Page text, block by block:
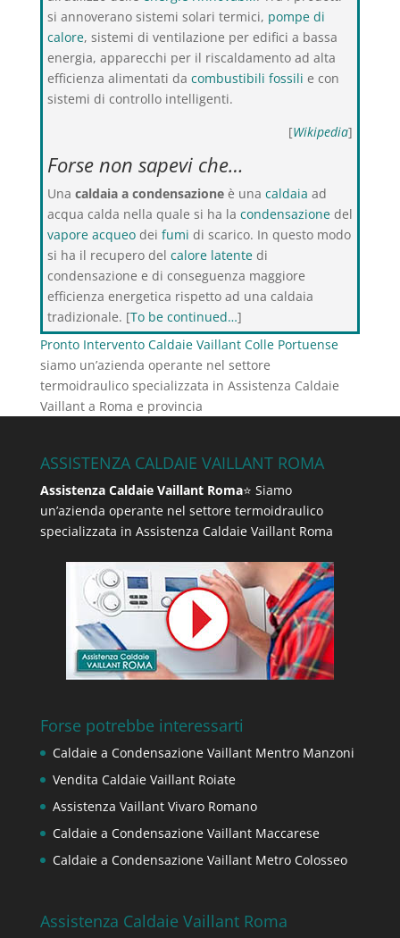
si annoverano sistemi solari termici, pompe di
calore, sistemi di ventilazione per edifici a bassa
energia, apparecchi per il riscaldamento ad alta
efficienza alimentati da combustibili fossili e con
sistemi di controllo intelligenti.
[Wikipedia]
Forse non sapevi che…
Una caldaia a condensazioneè una caldaia ad
acqua calda nella quale si ha la condensazionedel
vapore acqueodei fumi di scarico. In questo modo
si ha il recupero del calore latentedi
condensazione e di conseguenza maggiore
efficienza energetica rispetto ad una caldaia
tradizionale. [To be continued…]
Pronto Intervento Caldaie Vaillant Colle Portuense
siamo un’azienda operante nel settore
termoidraulico specializzata in Assistenza Caldaie
Vaillant a Roma e provincia
ASSISTENZA CALDAIE VAILLANT ROMA
Assistenza Caldaie Vaillant Roma⭐ Siamo
un’azienda operante nel settore termoidraulico
specializzata in Assistenza Caldaie Vaillant Roma
Forse potrebbe interessarti
Caldaie a Condensazione Vaillant Mentro Manzoni
Vendita Caldaie Vaillant Roiate
Assistenza Vaillant Vivaro Romano
Caldaie a Condensazione Vaillant Maccarese
Caldaie a Condensazione Vaillant Metro Colosseo
Assistenza Caldaie Vaillant Roma